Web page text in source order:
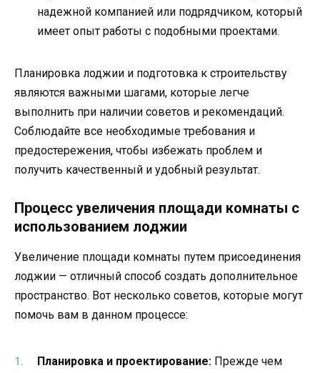
надежной компанией или подрядчиком, который
имеет опыт работы с подобными проектами.
Планировка лоджии и подготовка к строительству
являются важными шагами, которые легче
выполнить при наличии советов и рекомендаций.
Соблюдайте все необходимые требования и
предостережения, чтобы избежать проблем и
получить качественный и удобный результат.
Процесс увеличения площади комнаты с
использованием лоджии
Увеличение площади комнаты путем присоединения
лоджии — отличный способ создать дополнительное
пространство. Вот несколько советов, которые могут
помочь вам в данном процессе:
Планировка и проектирование: Прежде чем